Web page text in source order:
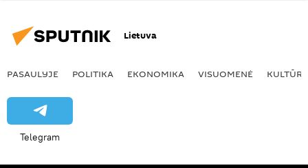
Lietuva
PASAULYJE POLITIKA EKONOMIKA VISUOMENĖ KULTŪRA
Telegram